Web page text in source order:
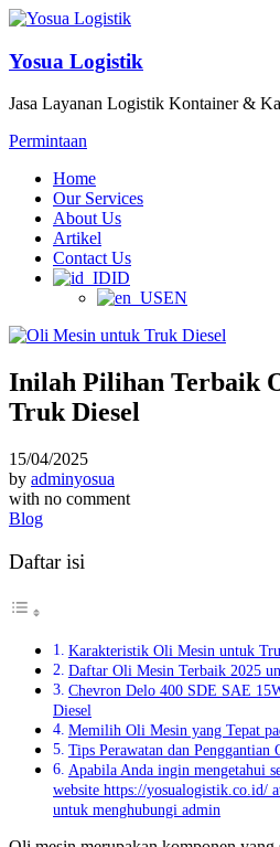
Yosua Logistik
Jasa Layanan Logistik Kontainer &
Permintaan
Home
Our Services
About Us
Artikel
Contact Us
ID
EN
Inilah Pilihan Terbaik
Truk Diesel
15/04/2025
by adminyosua
with no comment
Blog
Daftar isi
Karakteristik Oli Mesin untuk
Daftar Oli Mesin Terbaik 2025
Chevron Delo 400 SDE SAE
Diesel
Memilih Oli Mesin yang Tepat
Tips Perawatan dan Penggantian
Apabila Anda ingin mengetahui
website https://yosualogistik.co.id/
untuk menghubungi admin